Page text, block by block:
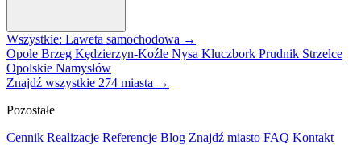
Wszystkie: Laweta samochodowa →
Opole Brzeg Kędzierzyn-Koźle Nysa Kluczbork Prudnik Strzelce
Opolskie Namysłów
Znajdź wszystkie 274 miasta →
Pozostałe
Cennik Realizacje Referencje Blog Znajdź miasto FAQ Kontakt